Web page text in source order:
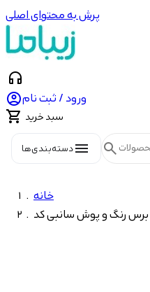
پرش به محتوای اصلی
headphones
ورود / ثبت نام
 سبد خرید
menuدسته‌بندی‌ها search
خانه